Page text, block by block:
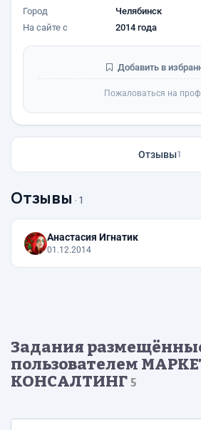
Город
Челябинск
На сайте с
2014 года
Добавить в
Пожаловаться на
Отзывы1
Отзывы · 1
Анастасия Игнатик
01.12.2014
Задания
пользователем
КОНСАЛТИНГ 5